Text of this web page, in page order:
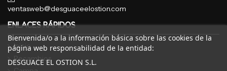
ventasweb@desguaceelostion.com
ENLACES RÁPIDOS
Inicio
Recambios
Bienvenida/o a la información básica sobre las cookies de la
página web responsabilidad de la entidad:
DESGUACE EL OSTION S.L.